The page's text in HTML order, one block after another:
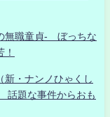
無職童貞- ぼっちな
・ナンノひゃくし
話題な事件からおも